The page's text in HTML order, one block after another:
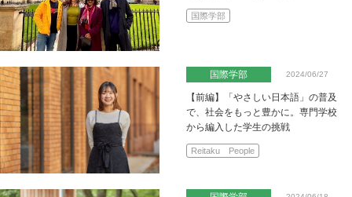
国際学部
国際学部 2024/06/27
【前編】「やさしい日本語」の普及
で、社会をもっと豊かに。専門学校
から編入した学生の挑戦
Reitaku People